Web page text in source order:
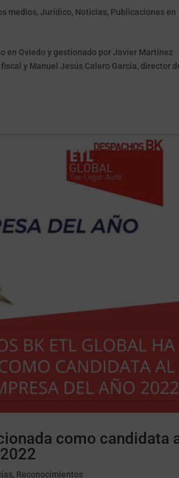
medios,Jurídico, Noticias, Publicaciones en
en Oviedo y gestionado por Javier Martínez
y Manuel Jesús Calero García, director
como candidata
, Reconocimientos